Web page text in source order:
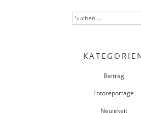
Suchen
nach:
Beitrag
Fotoreportage
Neuigkeit